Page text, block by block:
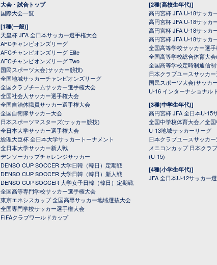
大会・試合トップ
国際大会一覧
[1種(一般)]
天皇杯 JFA 全日本サッカー選手権大会
AFCチャンピオンズリーグ
AFCチャンピオンズリーグ Elite
AFCチャンピオンズリーグ Two
国民スポーツ大会(サッカー競技)
全国地域サッカーチャンピオンズリーグ
全国クラブチームサッカー選手権大会
全国社会人サッカー選手権大会
全国自治体職員サッカー選手権大会
全国自衛隊サッカー大会
日本スポーツマスターズ(サッカー競技)
全日本大学サッカー選手権大会
総理大臣杯 全日本大学サッカートーナメント
全日本大学サッカー新人戦
デンソーカップチャレンジサッカー
DENSO CUP SOCCER 大学日韓（韓日）定期戦
DENSO CUP SOCCER 大学日韓（韓日）新人戦
DENSO CUP SOCCER 大学女子日韓（韓日）定期戦
全国高等専門学校サッカー選手権大会
東京エネシスカップ 全国高専サッカー地域選抜大会
全国専門学校サッカー選手権大会
FIFAクラブワールドカップ
[2種(高校生年代)]
高円宮杯 JFA U-18サッカ
高円宮杯 JFA U-18サッカ
高円宮杯 JFA U-18サッカ
高円宮杯 JFA U-18サッカ
全国高等学校サッカー選
全国高等学校総合体育大
全国高等学校定時制通信
日本クラブユースサッカ
国民スポーツ大会(サッカ
U-16 インターナショナル
[3種(中学生年代)]
高円宮杯 JFA 全日本U-15
全国中学校体育大会／全
U-13地域サッカーリーグ
日本クラブユースサッカ
メニコンカップ 日本クラ
(U-15)
[4種(小学生年代)]
JFA 全日本U-12サッカー